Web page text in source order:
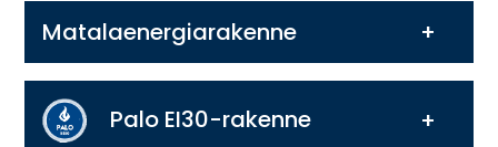
Matalaenergiarakenne
Palo EI30-rakenne